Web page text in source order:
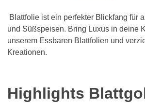
Blattfolie ist ein perfekter Blickfang für
und Süßspeisen. Bring Luxus in deine
unserem Essbaren Blattfolien und
Kreationen.
Highlights